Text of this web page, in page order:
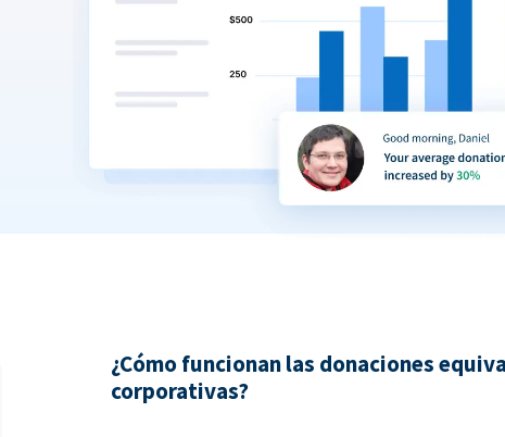
¿Cómo funcionan las donaciones
corporativas?